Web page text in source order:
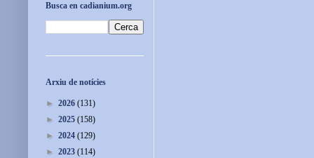
Busca en cadianium.org
Arxiu de notícies
► 2026 (131)
► 2025 (158)
► 2024 (129)
► 2023 (114)